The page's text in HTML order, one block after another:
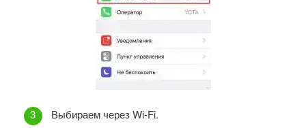
Выбираем через Wi-Fi.